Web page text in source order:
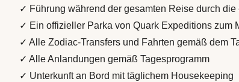
✓ Führung während der gesamten Reise durch
✓ Ein offizieller Parka von Quark Expeditions zum
✓ Alle Zodiac-Transfers und Fahrten gemäß dem
✓ Alle Anlandungen gemäß Tagesprogramm
✓ Unterkunft an Bord mit täglichem Housekeeping